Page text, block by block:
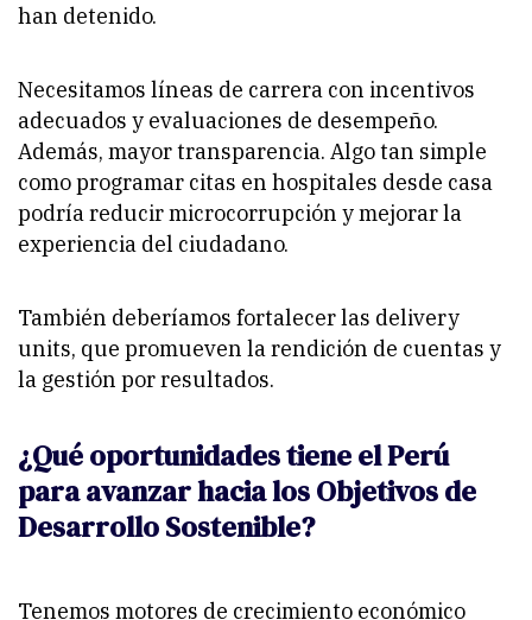
han detenido.
Necesitamos líneas de carrera con incentivos
adecuados y evaluaciones de desempeño.
Además, mayor transparencia. Algo tan simple
como programar citas en hospitales desde casa
podría reducir microcorrupción y mejorar la
experiencia del ciudadano.
También deberíamos fortalecer las delivery
units, que promueven la rendición de cuentas y
la gestión por resultados.
¿Qué oportunidades tiene el Perú
para avanzar hacia los Objetivos de
Desarrollo Sostenible?
Tenemos motores de crecimiento económico